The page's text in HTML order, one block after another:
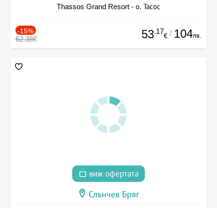
Thassos Grand Resort - о. Тасос
-15%
62.38€ 53.17
€ / 104лв.
виж офертата
Слънчев Бряг